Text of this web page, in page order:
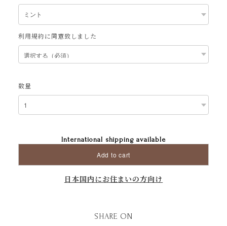
利用規約に同意致しました
数量
International shipping available
Add to cart
日本国内にお住まいの方向け
SHARE ON